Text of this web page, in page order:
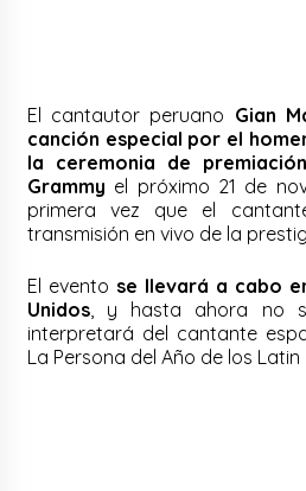
El cantautor peruano Gian
canción especial por el
la ceremonia de
Grammy el próximo 21 de
primera vez que el
transmisión en vivo de la
El evento se llevará a cabo
Unidos, y hasta ahora no
interpretará del cantante
La Persona del Año de los Latin